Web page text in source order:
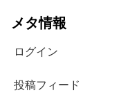
メタ情報
ログイン
投稿フィード